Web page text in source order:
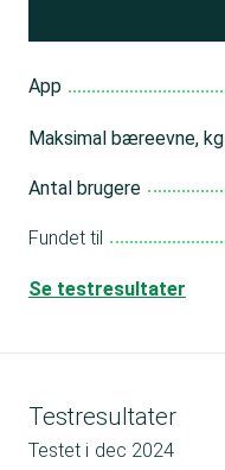
App
Maksimal bæreevne, kg
Antal brugere
Fundet til
Se testresultater
Testresultater
Testet i dec 2024